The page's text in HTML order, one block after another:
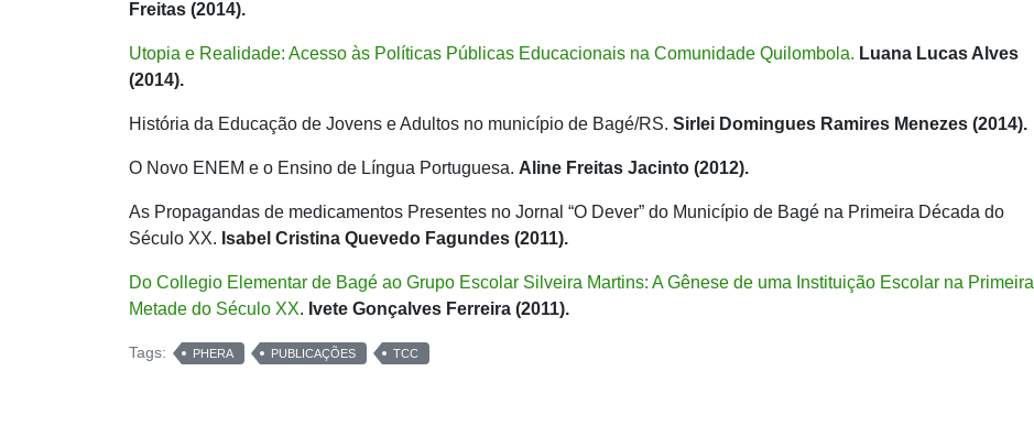
Freitas (2014).
Utopia e Realidade: Acesso às Políticas Públicas Educacionais na Comunidade Quilombola. Luana Lucas Alves
(2014).
História da Educação de Jovens e Adultos no município de Bagé/RS. Sirlei Domingues Ramires Menezes (2014).
O Novo ENEM e o Ensino de Língua Portuguesa. Aline Freitas Jacinto (2012).
As Propagandas de medicamentos Presentes no Jornal “O Dever” do Município de Bagé na Primeira Década do
Século XX. Isabel Cristina Quevedo Fagundes (2011).
Do Collegio Elementar de Bagé ao Grupo Escolar Silveira Martins: A Gênese de uma Instituição Escolar na Primeira
Metade do Século XX. Ivete Gonçalves Ferreira (2011).
Tags: PHERA PUBLICAÇÕES TCC